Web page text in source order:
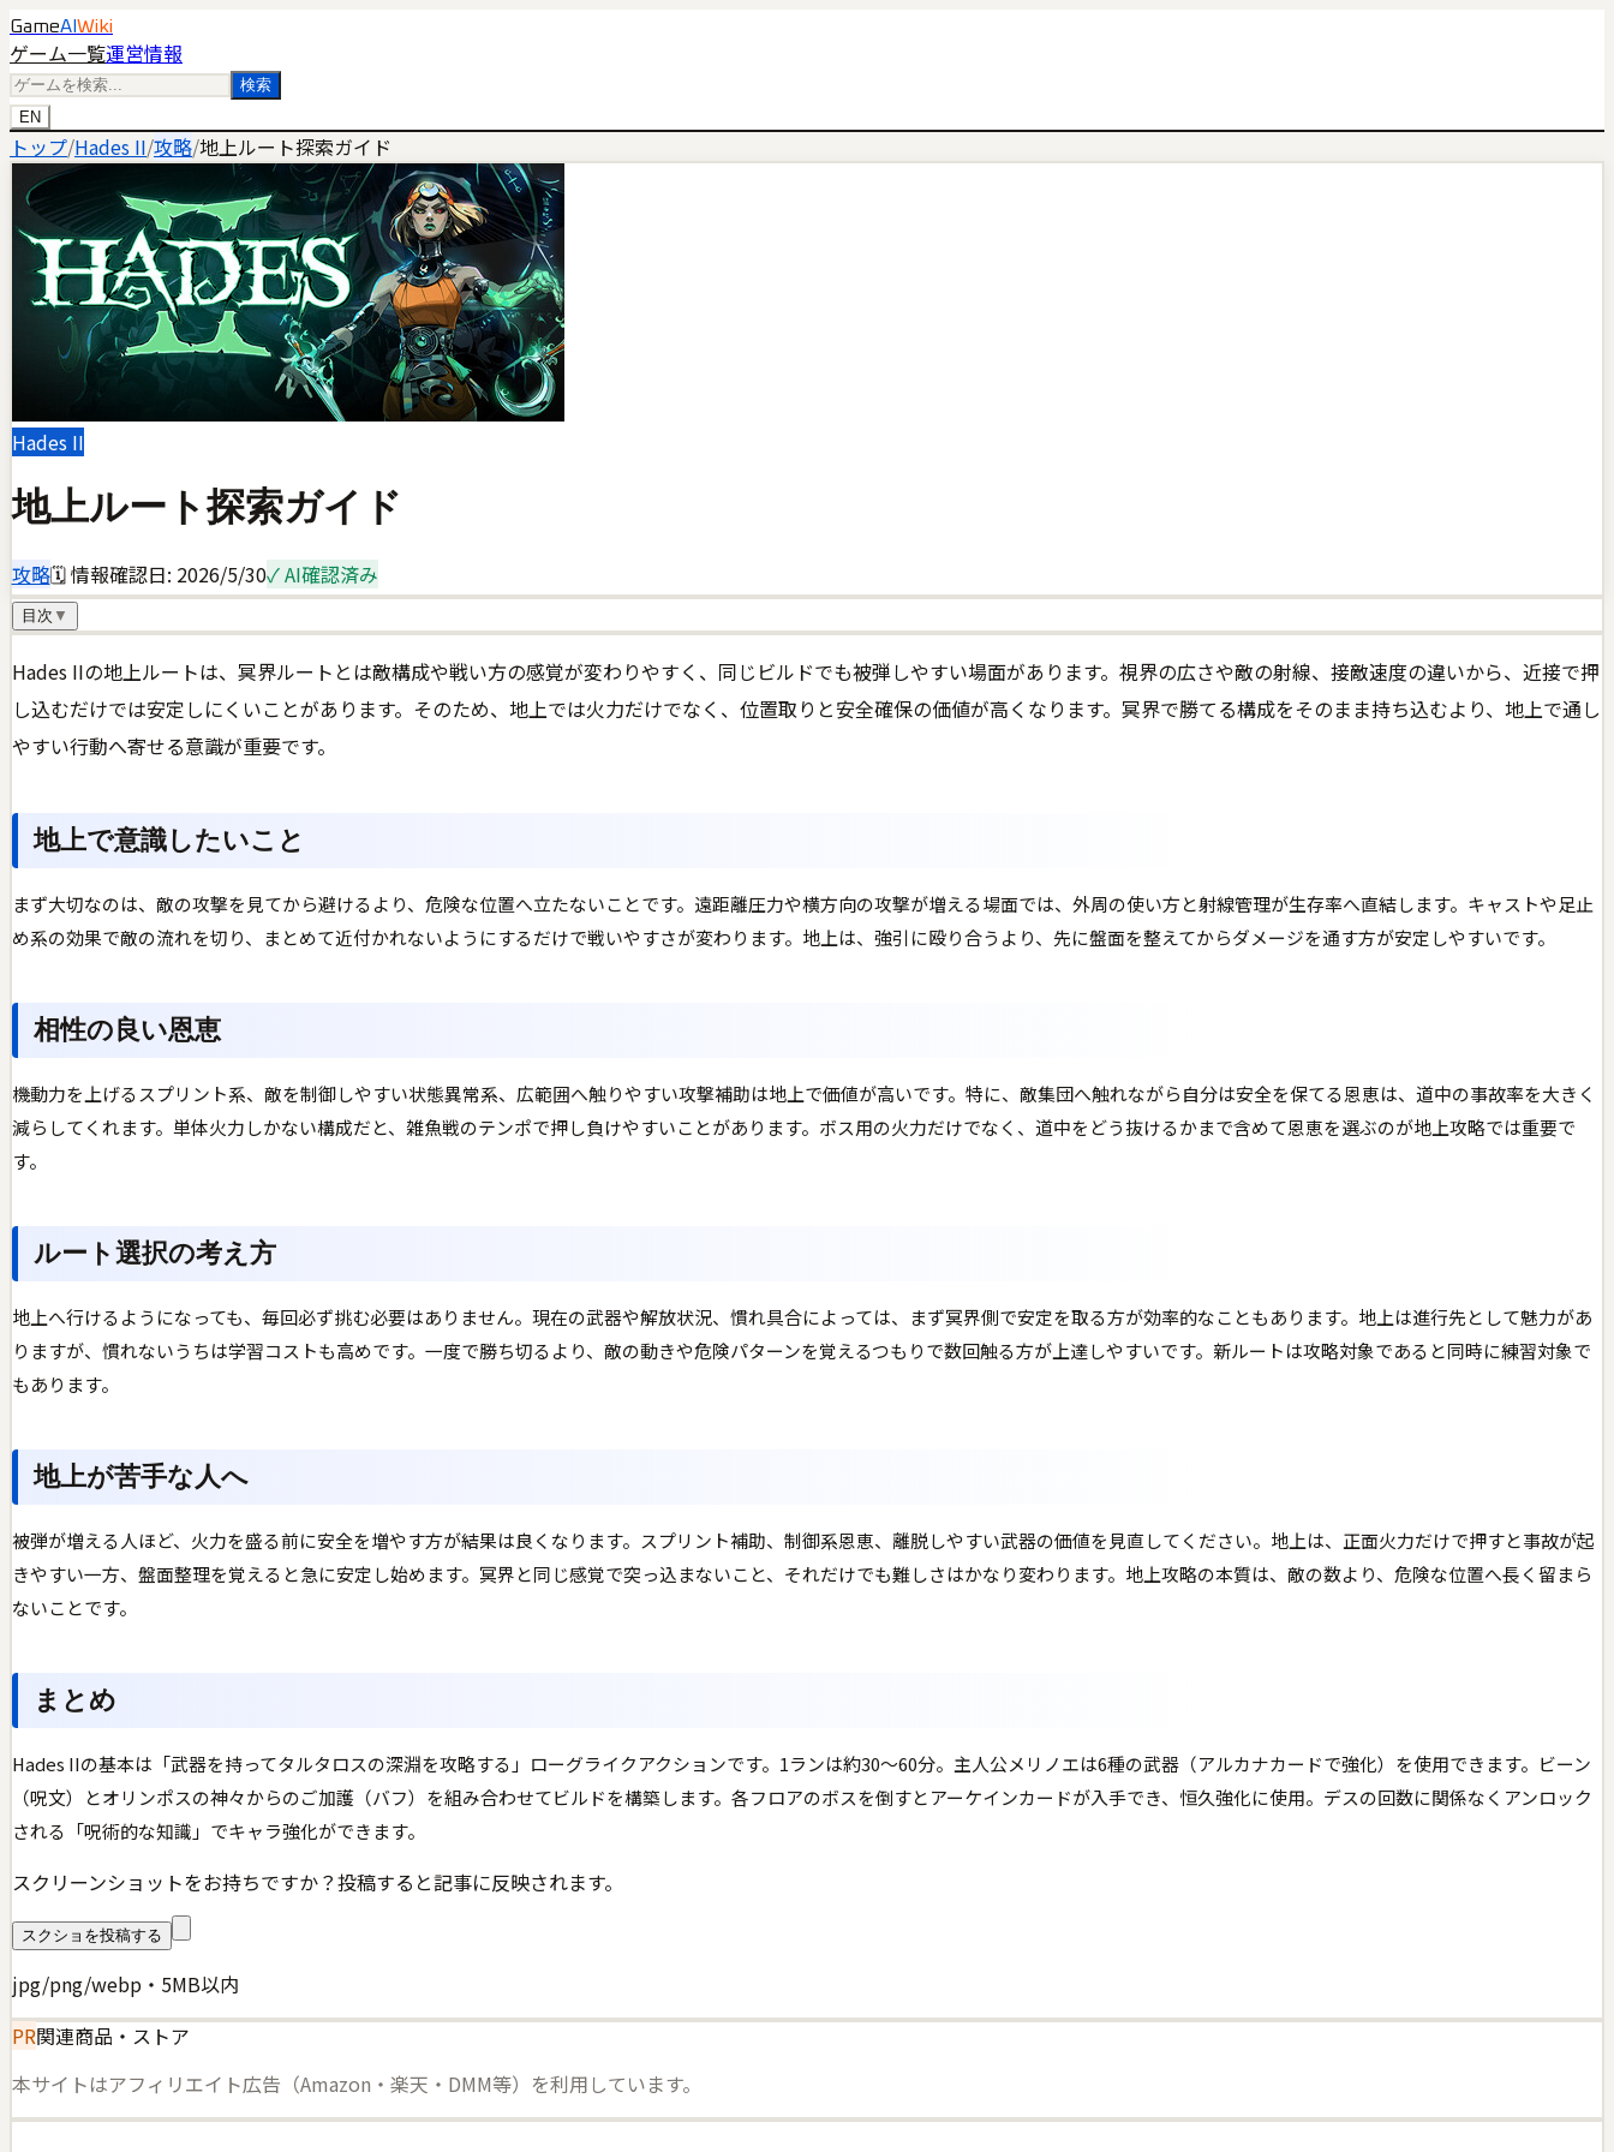
GameAI Wiki
ゲーム一覧運営情報
検索
EN
トップ/Hades II/攻略/地上ルート探索ガイド
Hades II
地上ルート探索ガイド
攻略🗓 情報確認日: 2026/5/30✓ AI確認済み
目次 ▼
Hades IIの地上ルートは、冥界ルートとは敵構成や戦い方の感覚が変わりやすく、同じビルドでも被弾しやすい場面があります。視界の広さや敵の射線、接敵速度の違いから、近接で押
し込むだけでは安定しにくいことがあります。そのため、地上では火力だけでなく、位置取りと安全確保の価値が高くなります。冥界で勝てる構成をそのまま持ち込むより、地上で通し
やすい行動へ寄せる意識が重要です。
地上で意識したいこと
まず大切なのは、敵の攻撃を見てから避けるより、危険な位置へ立たないことです。遠距離圧力や横方向の攻撃が増える場面では、外周の使い方と射線管理が生存率へ直結します。キャストや足止
め系の効果で敵の流れを切り、まとめて近付かれないようにするだけで戦いやすさが変わります。地上は、強引に殴り合うより、先に盤面を整えてからダメージを通す方が安定しやすいです。
相性の良い恩恵
機動力を上げるスプリント系、敵を制御しやすい状態異常系、広範囲へ触りやすい攻撃補助は地上で価値が高いです。特に、敵集団へ触れながら自分は安全を保てる恩恵は、道中の事故率を大きく
減らしてくれます。単体火力しかない構成だと、雑魚戦のテンポで押し負けやすいことがあります。ボス用の火力だけでなく、道中をどう抜けるかまで含めて恩恵を選ぶのが地上攻略では重要で
す。
ルート選択の考え方
地上へ行けるようになっても、毎回必ず挑む必要はありません。現在の武器や解放状況、慣れ具合によっては、まず冥界側で安定を取る方が効率的なこともあります。地上は進行先として魅力があ
りますが、慣れないうちは学習コストも高めです。一度で勝ち切るより、敵の動きや危険パターンを覚えるつもりで数回触る方が上達しやすいです。新ルートは攻略対象であると同時に練習対象で
もあります。
地上が苦手な人へ
被弾が増える人ほど、火力を盛る前に安全を増やす方が結果は良くなります。スプリント補助、制御系恩恵、離脱しやすい武器の価値を見直してください。地上は、正面火力だけで押すと事故が起
きやすい一方、盤面整理を覚えると急に安定し始めます。冥界と同じ感覚で突っ込まないこと、それだけでも難しさはかなり変わります。地上攻略の本質は、敵の数より、危険な位置へ長く留まら
ないことです。
まとめ
Hades IIの基本は「武器を持ってタルタロスの深淵を攻略する」ローグライクアクションです。1ランは約30〜60分。主人公メリノエは6種の武器（アルカナカードで強化）を使用できます。ビーン
（呪文）とオリンポスの神々からのご加護（バフ）を組み合わせてビルドを構築します。各フロアのボスを倒すとアーケインカードが入手でき、恒久強化に使用。デスの回数に関係なくアンロック
される「呪術的な知識」でキャラ強化ができます。
スクリーンショットをお持ちですか？投稿すると記事に反映されます。
スクショを投稿する
jpg/png/webp・5MB以内
PR関連商品・ストア
本サイトはアフィリエイト広告（Amazon・楽天・DMM等）を利用しています。